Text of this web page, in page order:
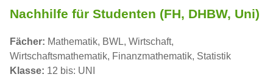
Nachhilfe für Studenten (FH, DHBW, Uni)
Fächer: Mathematik, BWL, Wirtschaft,
Wirtschaftsmathematik, Finanzmathematik, Statistik
Klasse: 12 bis: UNI